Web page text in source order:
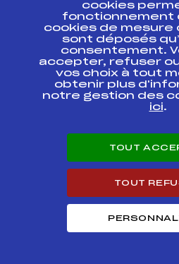
SAMSE SKI DE FOND
NATIONAL TOUR U14
Résultats Nordique
Codex Course
SUMMER
ENVOLEE DE
2017
FPOM0063 LA TRACE
cookies
fonctionnement
cookies de mesure
sont déposés
consentement.
accepter, refuser
vos choix à tout
obtenir plus
notre gestion des
ici.
TOUT
TOUT